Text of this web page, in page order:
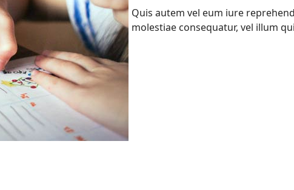
Quis autem vel eum iure
molestiae consequatur, vel illum